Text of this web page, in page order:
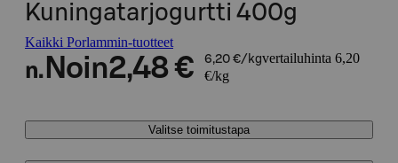
Kuningatarjogurtti 400g
Kaikki Porlammin-tuotteet
n. Noin2,48 € 6,20 €/kgvertailuhinta 6,20
€/kg
Valitse toimitustapa